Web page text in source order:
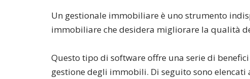
Un gestionale immobiliare è uno strumento
immobiliare che desidera migliorare la qualità
Questo tipo di software offre una serie di
gestione degli immobili. Di seguito sono elencati